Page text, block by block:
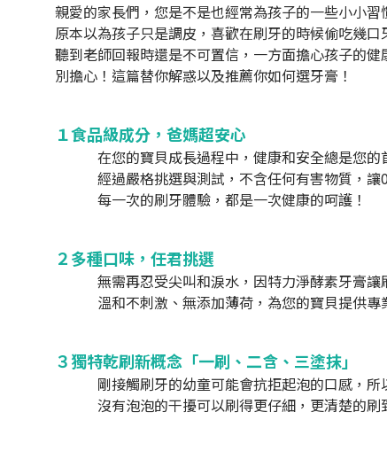
親愛的家長們，您是不是也經常為孩子的一些小小習
原本以為孩子只是調皮，喜歡在刷牙的時候偷吃幾
聽到老師回報時還是不可置信，一方面擔心孩子的
別擔心！這篇替你解惑以及推薦你如何選牙膏！
１食品級成分，爸媽超安心
在您的寶貝成長過程中，健康和安全總是您
經過嚴格挑選與測試，不含任何有害物質，
每一次的刷牙體驗，都是一次健康的呵護！
２多種口味，任君挑選
無需再忍受尖叫和淚水，因特力淨酵素牙膏
溫和不刺激、無添加薄荷，為您的寶貝提供
３獨特乾刷新概念「一刷、二含、三塗抹」
剛接觸刷牙的幼童可能會抗拒起泡的口感，
沒有泡泡的干擾可以刷得更仔細，更清楚的